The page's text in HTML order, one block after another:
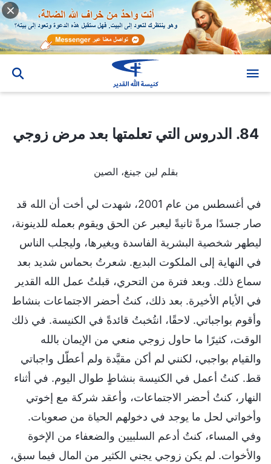
84. الدروس التي تعلمتها بعد مرض زوجي
بقلم لين جينغ، الصين
في أغسطس من عام 2001، شهدت لي أخت أن الله قد
صار جسدًا مرةً ثانيةً ليعبر عن الحق ويقوم بعمله للدينونة،
ليطهر شخصية البشرية الفاسدة ويغيرها، وليجلب الناس
في النهاية إلى الملكوت البديع. شعرتُ بحماس شديد بعد
سماع ذلك. وبعد فترة من التحري، قبلتُ عمل الله القدير
في الأيام الأخيرة. بعد ذلك، كنتُ أحضر الاجتماعات بنشاط
وأقوم بواجباتي. لاحقًا، انتُخبتُ قائدةً في الكنيسة. في ذلك
الوقت، كثيرًا ما حاول زوجي منعي من الإيمان بالله
والقيام بواجبي، لكنني لم أكن مقيَّدة ولم أعطّل واجباتي
قط. كنتُ أعمل في الكنيسة بنشاطٍ طوال اليوم. في أثناء
النهار، كنتُ أحضر الاجتماعات، وأعقد شركة مع إخوتي
وأخواتي لحل ما يوجد في دخولهم الحياة من صعوبات.
وفي المساء، كنتُ أدعم السلبيين والضعفاء من الإخوة
والأخوات. لم يكن زوجي يجني الكثير من المال فيما سبق،